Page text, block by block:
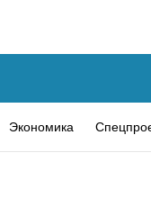
Экономика